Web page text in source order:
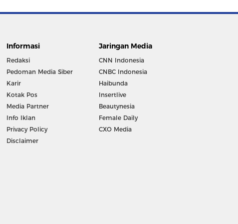
Informasi
Redaksi
Pedoman Media Siber
Karir
Kotak Pos
Media Partner
Info Iklan
Privacy Policy
Disclaimer
Jaringan Media
CNN Indonesia
CNBC Indonesia
Haibunda
Insertlive
Beautynesia
Female Daily
CXO Media